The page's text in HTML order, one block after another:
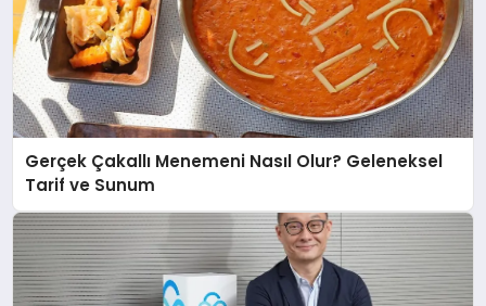
Gerçek Çakallı Menemeni Nasıl Olur? Geleneksel
Tarif ve Sunum